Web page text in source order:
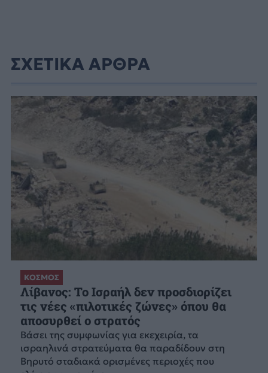
ΣΧΕΤΙΚΑ ΑΡΘΡΑ
ΚΟΣΜΟΣ
Λίβανος: Το Ισραήλ δεν προσδιορίζει
τις νέες «πιλοτικές ζώνες» όπου θα
αποσυρθεί ο στρατός
Βάσει της συμφωνίας για εκεχειρία, τα
ισραηλινά στρατεύματα θα παραδίδουν στη
Βηρυτό σταδιακά ορισμένες περιοχές που